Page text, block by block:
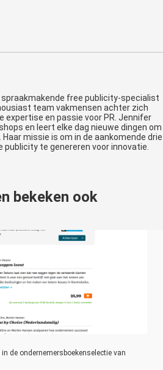
free publicity-specialist
team vakmensen achter zich
expertise en passie voor PR. Jennifer
en leert elke dag nieuwe dingen om
missie is om in de aankomende drie
publicity te genereren voor innovatie.
bekeken ook
de ondernemersboekenselectie van